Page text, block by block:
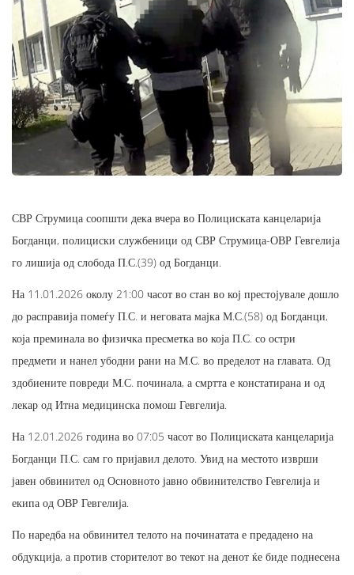
СВР Струмица соопшти дека вчера во Полициската канцеларија
Богданци, полициски службеници од СВР Струмица-ОВР Гевгелија
го лишија од слобода П.С.(39) од Богданци.
На 11.01.2026 околу 21:00 часот во стан во кој престојувале дошло
до расправија помеѓу П.С. и неговата мајка М.С.(58) од Богданци,
која преминала во физичка пресметка во која П.С. со остри
предмети и нанел убодни рани на М.С. во пределот на главата. Од
здобиените повреди М.С. починала, а смртта е констатирана и од
лекар од Итна медицинска помош Гевгелија.
На 12.01.2026 година во 07:05 часот во Полициската канцеларија
Богданци П.С. сам го пријавил делото. Увид на местото изврши
јавен обвинител од Основното јавно обвинителство Гевгелија и
екипа од ОВР Гевгелија.
По наредба на обвинител телото на починатата е предадено на
обдукција, а против сторителот во текот на денот ќе биде поднесена